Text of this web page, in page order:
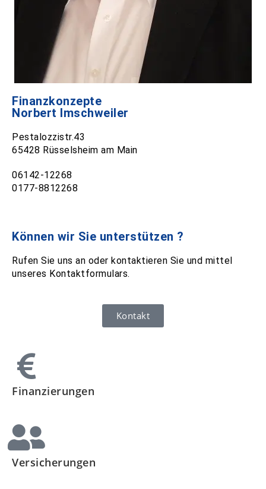
Finanzkonzepte
Norbert Imschweiler
Pestalozzistr.43
65428 Rüsselsheim am Main
06142-12268
0177-8812268
Können wir Sie unterstützen ?
Rufen Sie uns an oder kontaktieren Sie und mittel
unseres Kontaktformulars.
Kontakt
Finanzierungen
Versicherungen